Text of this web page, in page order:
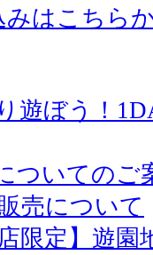
みはこちら
遊ぼう！
ついてのご
売について
限定】遊